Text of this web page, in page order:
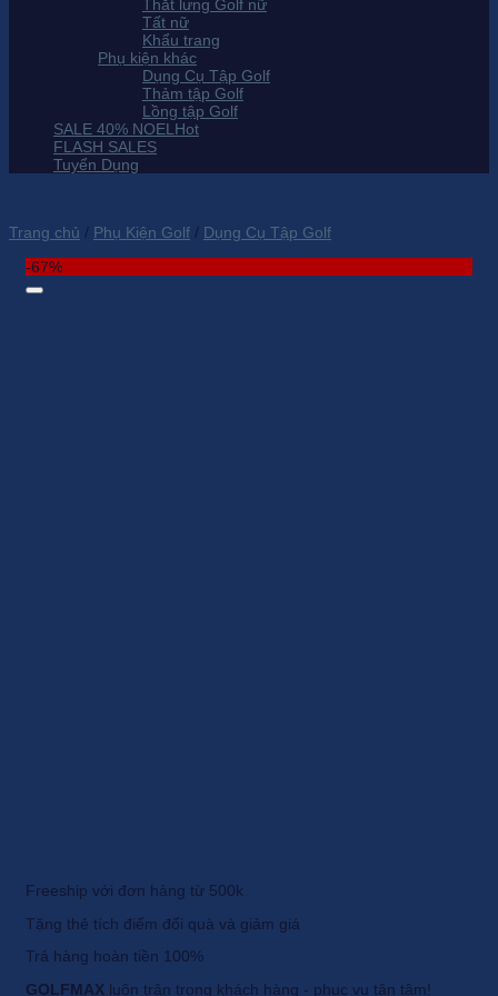
Thắt lưng Golf nữ
Tất nữ
Khẩu trang
Phụ kiện khác
Dụng Cụ Tập Golf
Thảm tập Golf
Lồng tập Golf
SALE 40% NOEL
FLASH SALES
Tuyển Dụng
Trang chủ / Phụ Kiện Golf / Dụng Cụ Tập Golf
-67%
Freeship với đơn hàng từ 500k
Tặng thẻ tích điểm đổi quà và giảm giá
Trả hàng hoàn tiền 100%
GOLFMAX luôn trân trọng khách hàng - phục vụ tận tâm!